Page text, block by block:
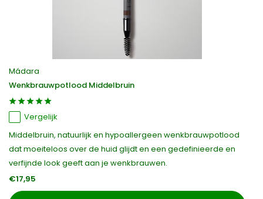
Mádara
Wenkbrauwpotlood Middelbruin
Vergelijk
Middelbruin, natuurlijk en hypoallergeen wenkbrauwpotlood
dat moeiteloos over de huid glijdt en een gedefinieerde en
verfijnde look geeft aan je wenkbrauwen.
€17,95